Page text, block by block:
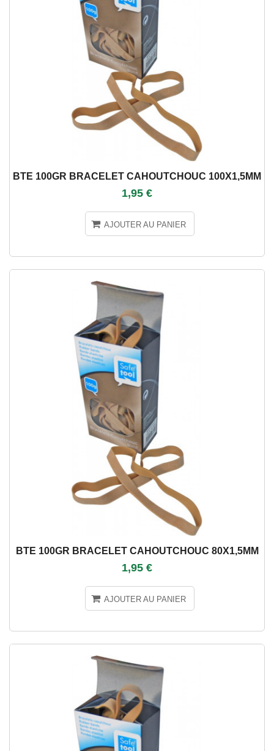
BTE 100GR BRACELET CAHOUTCHOUC 100X1,5MM
1,95 €
AJOUTER AU PANIER
BTE 100GR BRACELET CAHOUTCHOUC 80X1,5MM
1,95 €
AJOUTER AU PANIER